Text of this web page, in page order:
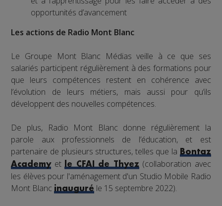
opportunités d’avancement
Les actions de Radio Mont Blanc
Le Groupe Mont Blanc Médias veille à ce que ses
salariés participent régulièrement à des formations pour
que leurs compétences restent en cohérence avec
l’évolution de leurs métiers, mais aussi pour qu’ils
développent des nouvelles compétences.
De plus, Radio Mont Blanc donne régulièrement la
parole aux professionnels de l’éducation, et est
partenaire de plusieurs structures, telles que la
Bontaz
Academyet le CFAI de Thyez(collaboration avec
les élèves pour l'aménagement d'un Studio Mobile Radio
Mont Blancinauguré le 15 septembre 2022).